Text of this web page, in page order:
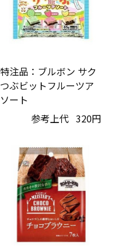
特注品：ブルボン サク
つぶビットフルーツア
ソート
参考上代 320円